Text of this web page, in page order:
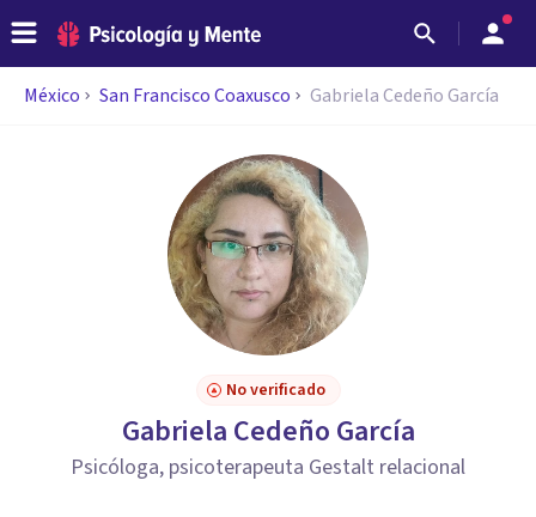
México San Francisco Coaxusco Gabriela Cedeño García
No verificado
Gabriela Cedeño García
Psicóloga, psicoterapeuta Gestalt relacional